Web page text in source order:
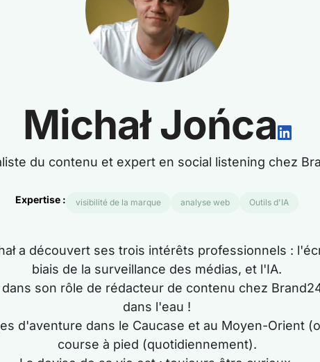
Michał Jońca
du contenu et expert en social listening chez
Expertise : visibilité de la marque analyse web Outils d'IA
a découvert ses trois intérêts professionnels :
biais de la surveillance des médias, et l'IA.
son rôle de rédacteur de contenu chez
dans l'eau !
d'aventure dans le Caucase et au Moyen-Orient
course à pied (quotidiennement).